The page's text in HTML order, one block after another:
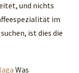
und nichts
im
ist dies die
Was